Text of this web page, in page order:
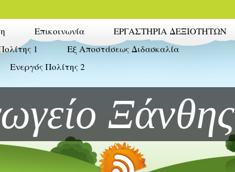
Επικοινωνία
ΕΡΓΑΣΤΗΡΙΑ ΔΕΞΙΟΤΗΤΩΝ
1
Εξ Αποστάσεως Διδασκαλία
Ενεργός Πολίτης 2
Ξάνθης